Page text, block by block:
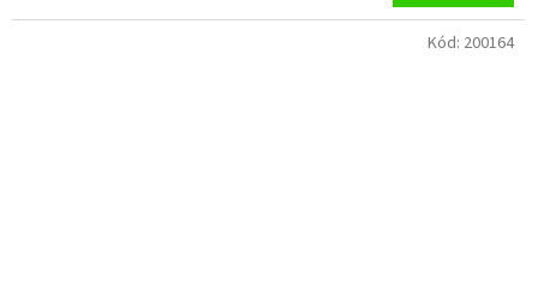
Kód: 200164